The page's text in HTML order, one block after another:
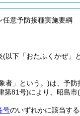
意予防接種実施要綱
(以下「おたふくかぜ」
者」という。)は、予防
第81号)により、昭島市
号のいずれかに該当す